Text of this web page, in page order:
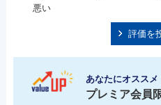
悪い
評価を
あなたにオススメ
プレミア会員